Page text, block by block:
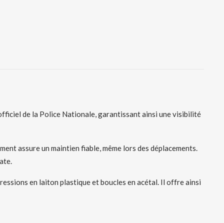
de la Police Nationale, garantissant ainsi une visibilité
assure un maintien fiable, même lors des déplacements.
en laiton plastique et boucles en acétal. Il offre ainsi